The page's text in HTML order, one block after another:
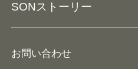
コーチとして参加
ナショナルゲームについて
SONストーリー
メディア
お問い合わせ